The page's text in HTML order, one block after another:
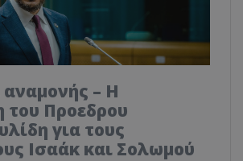
αναμονής – Η
Προεδρου
για τους
Ισαάκ και Σολωμού